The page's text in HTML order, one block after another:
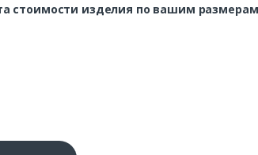
стоимости изделия по вашим